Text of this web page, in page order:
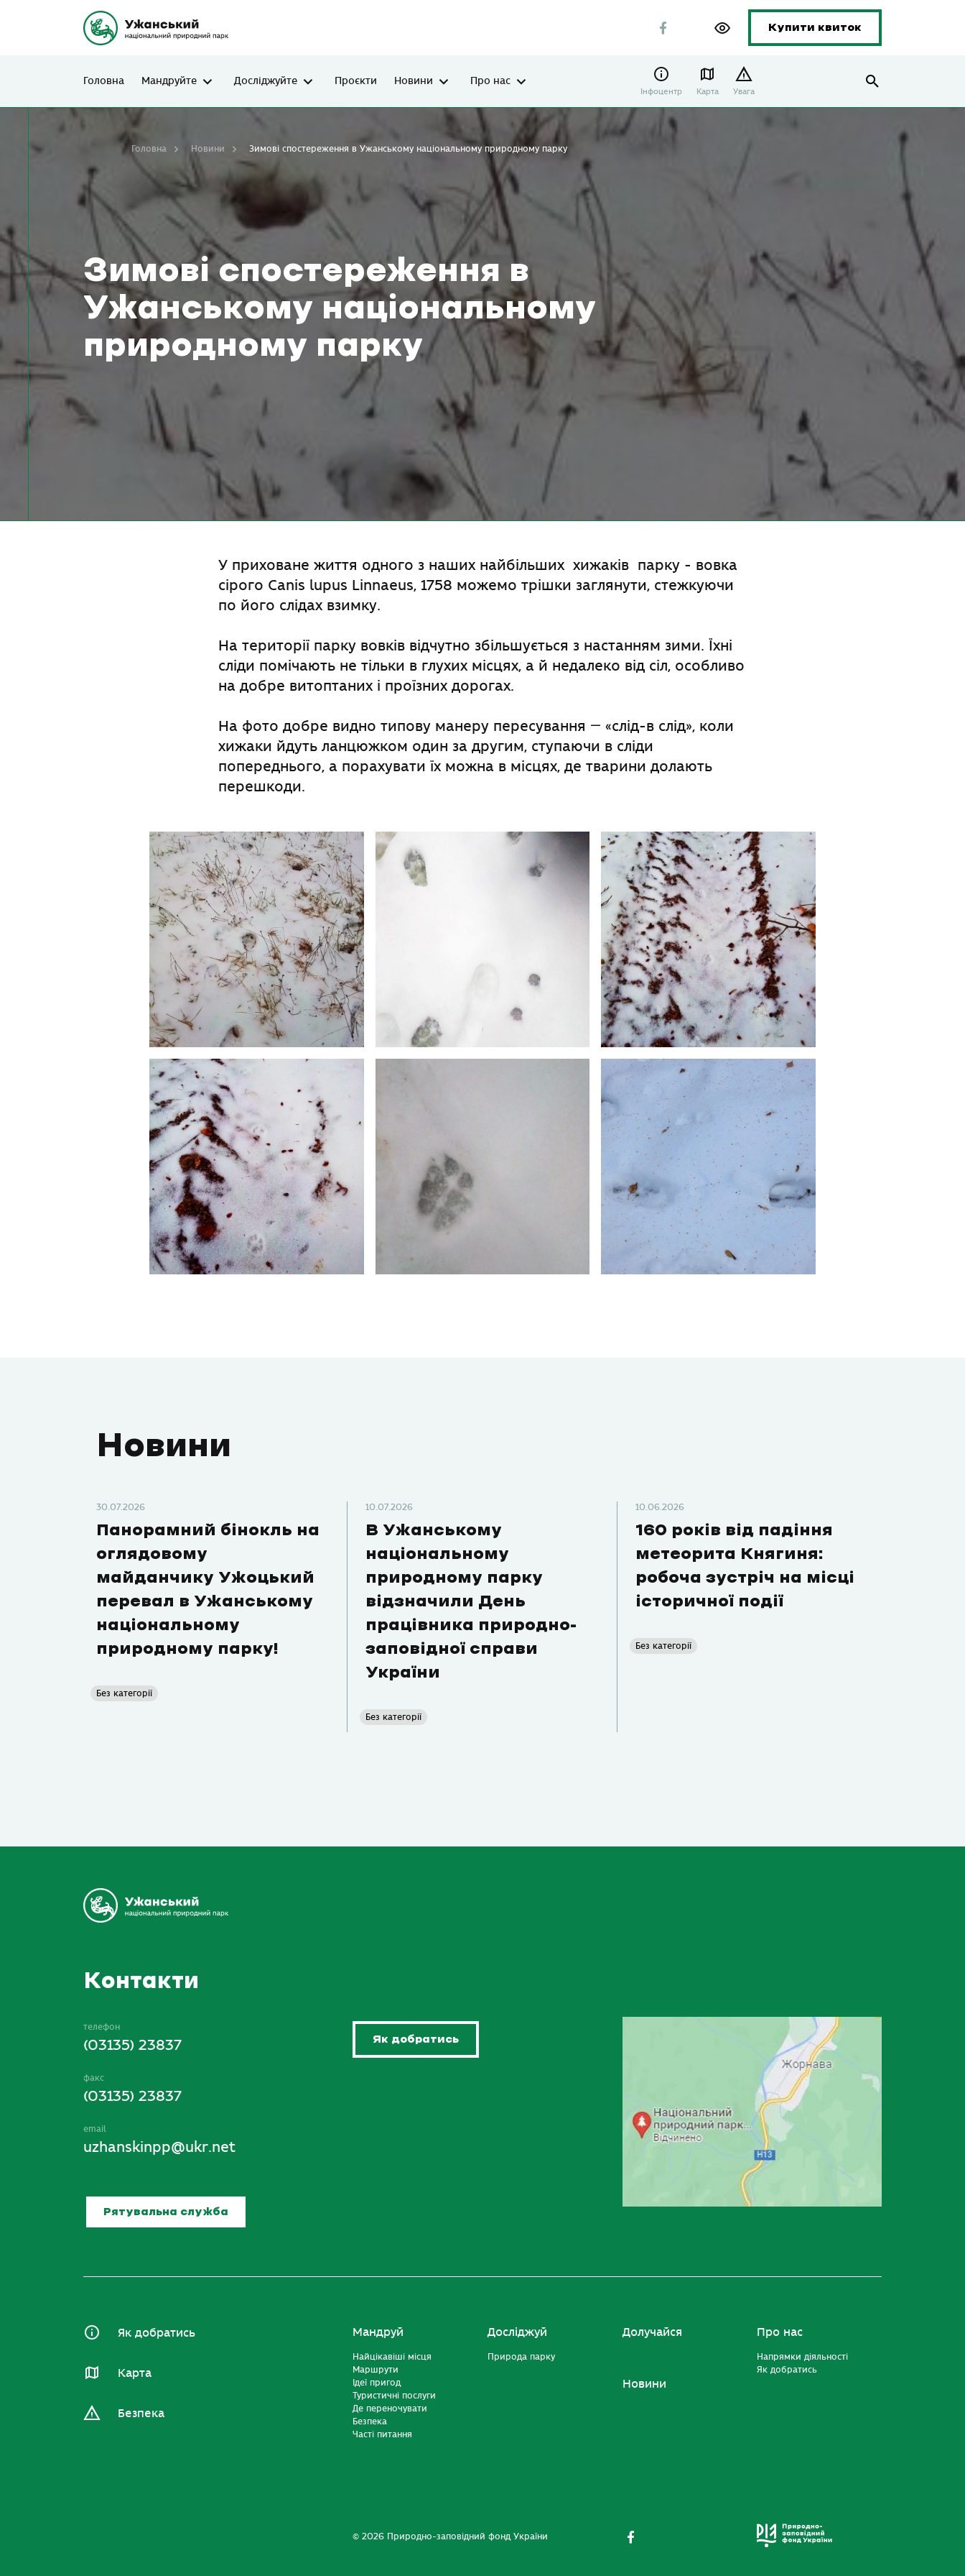
Купити квиток
Головна Мандруйте Досліджуйте Проєкти Новини Про нас
Інфоцентр Карта Увага
Зимові спостереження в
Ужанському національному
природному парку
Головна Новини Зимові спостереження в Ужанському національному природному парку
У приховане життя одного з наших найбільших хижаків парку - вовка
сірого Canis lupus Linnaeus, 1758 можемо трішки заглянути, стежкуючи
по його слідах взимку.
На території парку вовків відчутно збільшується з настанням зими. Їхні
сліди помічають не тільки в глухих місцях, а й недалеко від сіл, особливо
на добре витоптаних і проїзних дорогах.
На фото добре видно типову манеру пересування ― «слід-в слід», коли
хижаки йдуть ланцюжком один за другим, ступаючи в сліди
попереднього, а порахувати їх можна в місцях, де тварини долають
перешкоди.
Новини
30.07.2026
Панорамний бінокль на
оглядовому
майданчику Ужоцький
перевал в Ужанському
національному
природному парку!
Без категорії
10.07.2026
В Ужанському
національному
природному парку
відзначили День
працівника природно-
заповідної справи
України
Без категорії
10.06.2026
160 років від падіння
метеорита Княгиня:
робоча зустріч на місці
історичної події
Без категорії
Контакти
телефон
(03135) 23837
факс
(03135) 23837
email
uzhanskinpp@ukr.net
Рятувальна служба
Як добратись
Як добратись
Карта
Безпека
Мандруй
Найцікавіші місця
Маршрути
Ідеї пригод
Туристичні послуги
Де переночувати
Безпека
Часті питання
Досліджуй
Природа парку
Долучайся
Новини
Про нас
Напрямки діяльності
Як добратись
© 2026 Природно-заповідний фонд України